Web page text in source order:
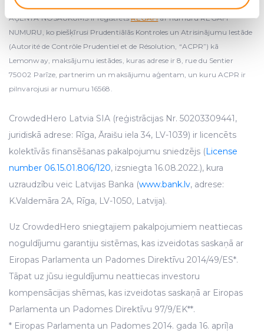
Identify your device by actively scanning it for
specific characteristics (fingerprinting)
Find out more about how your personal data is processed
details section
We use cookies to provide website functionality, analyse
traffic data, display customized page content and
AĢENTA NOSAUKUMS ir reģistrētsREGAFIar numuru REGAFI
NUMURU, ko piešķīrusi Prudentiālās Kontroles un Atrisinājumu Iestāde
(Autorité de Contrôle Prudentiel et de Résolution, “ACPR”) kā
Lemonway, maksājumu iestādes, kuras adrese ir 8, rue du Sentier
75002 Parīze, partnerim un maksājumu aģentam, un kuru ACPR ir
pilnvarojusi ar numuru 16568.
CrowdedHero Latvia SIA (reģistrācijas Nr. 50203309441,
juridiskā adrese: Rīga, Āraišu iela 34, LV-1039) ir licencēts
kolektīvās finansēšanas pakalpojumu sniedzējs (License
number 06.15.01.806/120, izsniegta 16.08.2022.), kura
uzraudzību veic Latvijas Banka (www.bank.lv, adrese:
K.Valdemāra 2A, Rīga, LV-1050, Latvija).
Uz CrowdedHero sniegtajiem pakalpojumiem neattiecas
noguldījumu garantiju sistēmas, kas izveidotas saskaņā ar
Eiropas Parlamenta un Padomes Direktīvu 2014/49/ES*.
Tāpat uz jūsu ieguldījumu neattiecas investoru
kompensācijas shēmas, kas izveidotas saskaņā ar Eiropas
Parlamenta un Padomes Direktīvu 97/9/EK**.
* Eiropas Parlamenta un Padomes 2014. gada 16. aprīļa